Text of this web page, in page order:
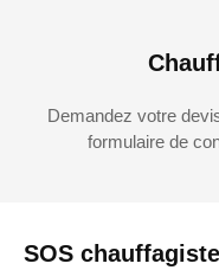
SOS
Demandez votre
formulaire de